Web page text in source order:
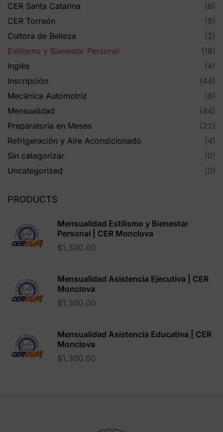
CER Santa Catarina
(8)
CER Torreón
(8)
Cultora de Belleza
(2)
Estilismo y Bienestar Personal
(16)
Inglés
(4)
Inscripción
(44)
Mecánica Automotriz
(8)
Mensualidad
(44)
Preparatoria en Meses
(22)
Refrigeración y Aire Acondicionado
(4)
Sin categorizar
(0)
Uncategorized
(0)
PRODUCTS
Mensualidad Estilismo y Bienestar
Personal | CER Monclova
$1,300.00
Mensualidad Asistencia Ejecutiva | CER
Monclova
$1,300.00
Mensualidad Asistencia Educativa | CER
Monclova
$1,300.00